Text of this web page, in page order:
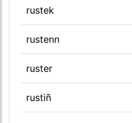
rustek
rustenn
ruster
rustiñ